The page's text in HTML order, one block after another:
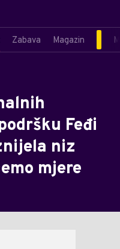
Zabava Magazin
Feđi
niz
mjere